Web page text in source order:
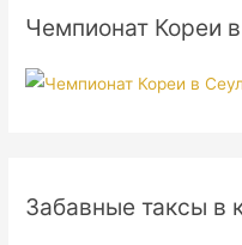
Чемпионат Кореи
Забавные таксы в